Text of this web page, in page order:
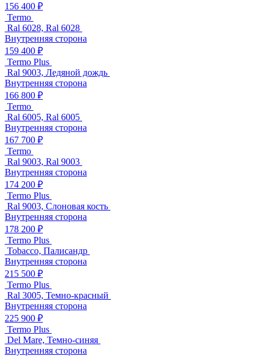
156 400 ₽
Termo
Ral 6028, Ral 6028
Внутренняя сторона
159 400 ₽
Termo Plus
Ral 9003, Ледяной дождь
Внутренняя сторона
166 800 ₽
Termo
Ral 6005, Ral 6005
Внутренняя сторона
167 700 ₽
Termo
Ral 9003, Ral 9003
Внутренняя сторона
174 200 ₽
Termo Plus
Ral 9003, Слоновая кость
Внутренняя сторона
178 200 ₽
Termo Plus
Tobacco, Палисандр
Внутренняя сторона
215 500 ₽
Termo Plus
Ral 3005, Темно-красный
Внутренняя сторона
225 900 ₽
Termo Plus
Del Mare, Темно-синяя
Внутренняя сторона